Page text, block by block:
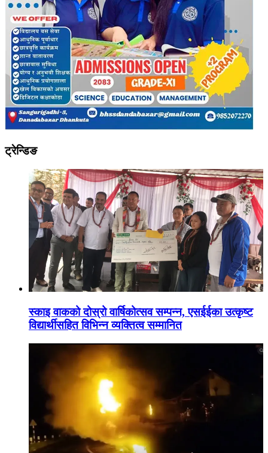
ट्रेन्डिङ
स्काइ वाकको दोस्रो वार्षिकोत्सव सम्पन्न, एसईईका उत्कृष्ट
विद्यार्थीसहित विभिन्न व्यक्तित्व सम्मानित